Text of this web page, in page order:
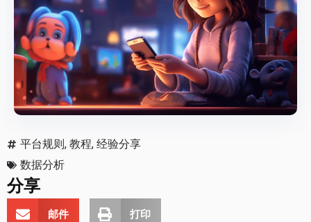
平台规则 , 教程, 经验分享
数据分析
分享
邮件 打印